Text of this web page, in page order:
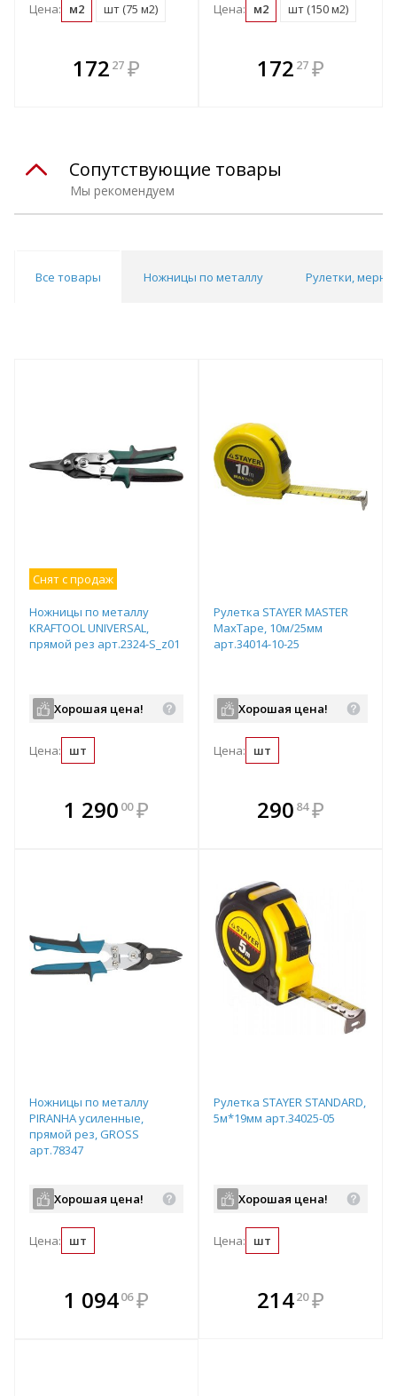
Цена: м2 шт (75 м2)
172 27 ₽
В комплекте
всегда выгоднее!
Цена: м2 шт (150 м2)
В комплекте
всегда выгоднее!
172 27 ₽
Мы рекомендуем
Сопутствующие товары
Все товары Ножницы по металлу Рулетки,
Снят с продаж
Ножницы по металлу
KRAFTOOL UNIVERSAL,
прямой рез арт.2324-S_z01
Хорошая цена!
Цена: шт
1 290 00 ₽
В комплекте
всегда выгоднее!
Рулетка STAYER МASTER
MaxTape, 10м/25мм
арт.34014-10-25
Хорошая цена!
Цена: шт
В комплекте
всегда выгоднее!
290 84 ₽
Ножницы по металлу
PIRANHA усиленные,
прямой рез, GROSS
арт.78347
Хорошая цена!
Цена: шт
1 09406 ₽
В комплекте
всегда выгоднее!
Рулетка STAYER STANDARD,
5м*19мм арт.34025-05
Хорошая цена!
Цена: шт
В комплекте
всегда выгоднее!
21420 ₽